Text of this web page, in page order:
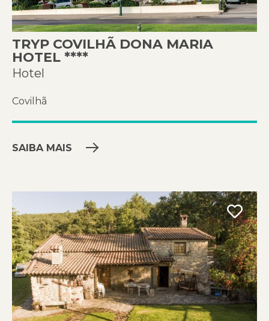
TRYP COVILHÃ DONA MARIA
HOTEL ****
Hotel
Covilhã
SAIBA MAIS